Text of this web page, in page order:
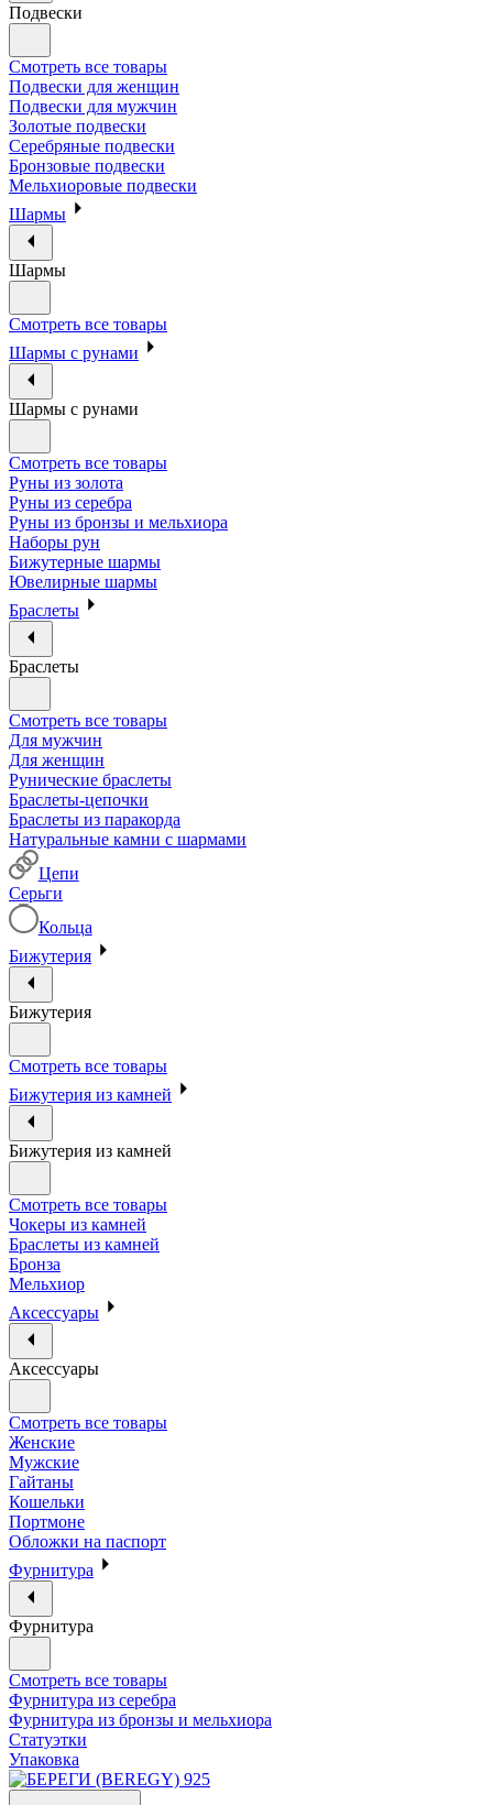
Подвески
Смотреть все товары
Подвески для женщин
Подвески для мужчин
Золотые подвески
Серебряные подвески
Бронзовые подвески
Мельхиоровые подвески
Шармы
Шармы
Смотреть все товары
Шармы с рунами
Шармы с рунами
Смотреть все товары
Руны из золота
Руны из серебра
Руны из бронзы и мельхиора
Наборы рун
Бижутерные шармы
Ювелирные шармы
Браслеты
Браслеты
Смотреть все товары
Для мужчин
Для женщин
Рунические браслеты
Браслеты-цепочки
Браслеты из паракорда
Натуральные камни с шармами
Цепи
Серьги
Кольца
Бижутерия
Бижутерия
Смотреть все товары
Бижутерия из камней
Бижутерия из камней
Смотреть все товары
Чокеры из камней
Браслеты из камней
Бронза
Мельхиор
Аксессуары
Аксессуары
Смотреть все товары
Женские
Мужские
Гайтаны
Кошельки
Портмоне
Обложки на паспорт
Фурнитура
Фурнитура
Смотреть все товары
Фурнитура из серебра
Фурнитура из бронзы и мельхиора
Статуэтки
Упаковка